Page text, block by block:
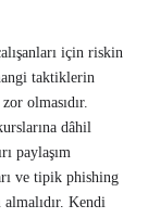
için riskin
taktiklerin
olmasıdır.
dâhil
paylaşım
ve tipik phishing
almalıdır. Kendi